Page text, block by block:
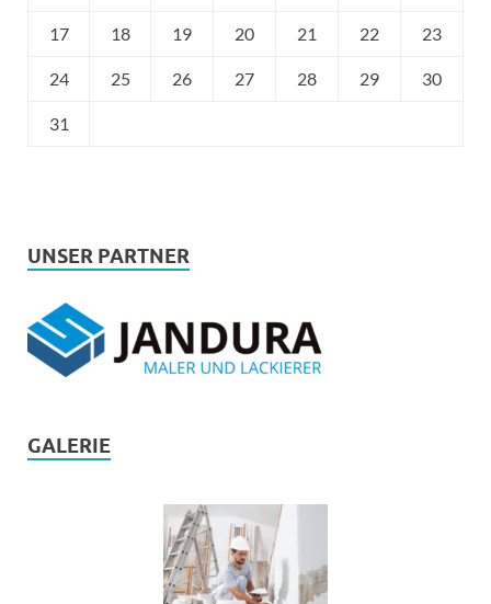
17 18 19 20 21 22 23
24 25 26 27 28 29 30
31
UNSER PARTNER
GALERIE